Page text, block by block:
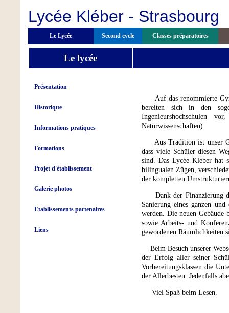
Présentation
Historique
Informations pratiques
Formations
Projet d'établissement
Galerie photos
Etablissements partenaires
Liens
Le Lycée Second cycle Classes préparatoires
Lycée Kléber - Strasbourg
Le lycée
Auf das renommierte
bereiten sich in den
Ingenieurshochschulen
Naturwissenschaften).
Aus Tradition ist unser
dass viele Schüler diesen
sind. Das Lycée Kleber hat
bilingualen Zügen,
der kompletten
Dank der Finanzierung
Sanierung eines ganzen
werden. Die neuen Gebäude
sowie Arbeits- und
gewordenen Räumlichkeiten
Beim Besuch unserer
der Erfolg aller seiner
Vorbereitungsklassen die
der Allerbesten. Jedenfalls
Viel Spaß beim Lesen.